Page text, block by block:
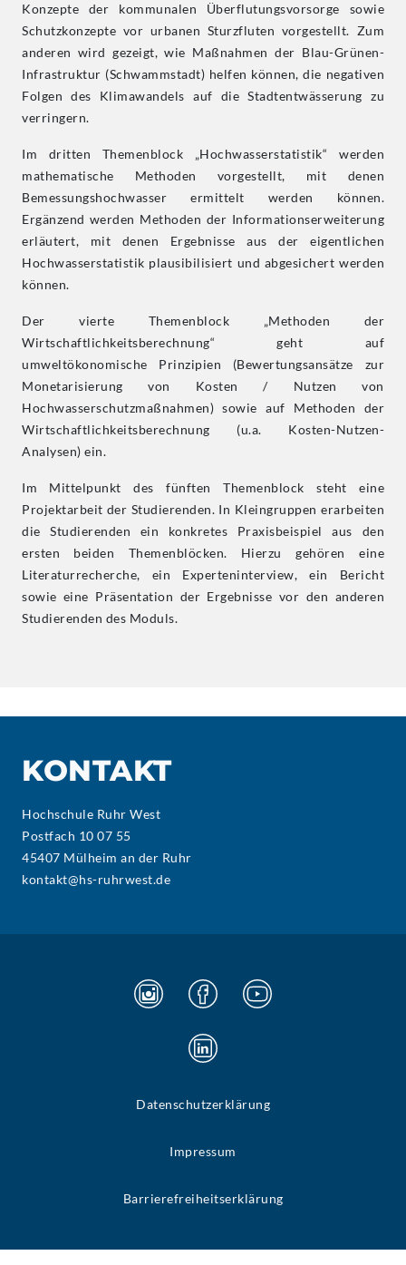
Konzepte der kommunalen Überflutungsvorsorge sowie
Schutzkonzepte vor urbanen Sturzfluten vorgestellt. Zum
anderen wird gezeigt, wie Maßnahmen der Blau-Grünen-
Infrastruktur (Schwammstadt) helfen können, die negativen
Folgen des Klimawandels auf die Stadtentwässerung zu
verringern.
Im dritten Themenblock „Hochwasserstatistik“ werden
mathematische Methoden vorgestellt, mit denen
Bemessungshochwasser ermittelt werden können.
Ergänzend werden Methoden der Informationserweiterung
erläutert, mit denen Ergebnisse aus der eigentlichen
Hochwasserstatistik plausibilisiert und abgesichert werden
können.
Der vierte Themenblock „Methoden der
Wirtschaftlichkeitsberechnung“ geht auf
umweltökonomische Prinzipien (Bewertungsansätze zur
Monetarisierung von Kosten / Nutzen von
Hochwasserschutzmaßnahmen) sowie auf Methoden der
Wirtschaftlichkeitsberechnung (u.a. Kosten-Nutzen-
Analysen) ein.
Im Mittelpunkt des fünften Themenblock steht eine
Projektarbeit der Studierenden. In Kleingruppen erarbeiten
die Studierenden ein konkretes Praxisbeispiel aus den
ersten beiden Themenblöcken. Hierzu gehören eine
Literaturrecherche, ein Experteninterview, ein Bericht
sowie eine Präsentation der Ergebnisse vor den anderen
Studierenden des Moduls.
KONTAKT
Hochschule Ruhr West
Postfach 10 07 55
45407 Mülheim an der Ruhr
kontakt@hs-ruhrwest.de
Datenschutzerklärung
Impressum
Barrierefreiheitserklärung